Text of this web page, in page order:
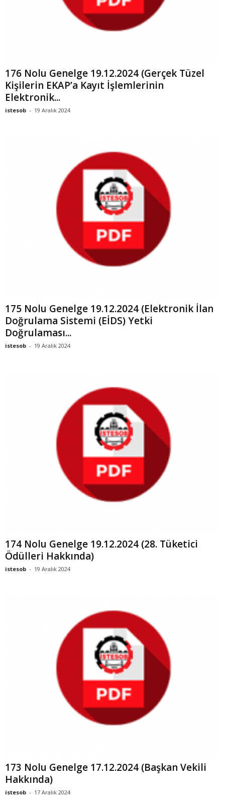
176 Nolu Genelge 19.12.2024 (Gerçek Tüzel
Kişilerin EKAP’a Kayıt İşlemlerinin
Elektronik...
istesob - 19 Aralık 2024
175 Nolu Genelge 19.12.2024 (Elektronik İlan
Doğrulama Sistemi (EİDS) Yetki
Doğrulaması...
istesob - 19 Aralık 2024
174 Nolu Genelge 19.12.2024 (28. Tüketici
Ödülleri Hakkında)
istesob - 19 Aralık 2024
173 Nolu Genelge 17.12.2024 (Başkan Vekili
Hakkında)
istesob - 17 Aralık 2024